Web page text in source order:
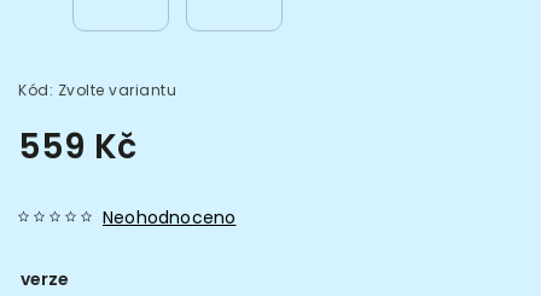
Kód: Zvolte variantu
559 Kč
Neohodnoceno
verze